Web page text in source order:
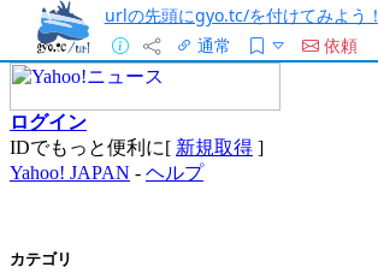
urlの先頭にgyo.tc/を付けてみよう！
通常
依頼